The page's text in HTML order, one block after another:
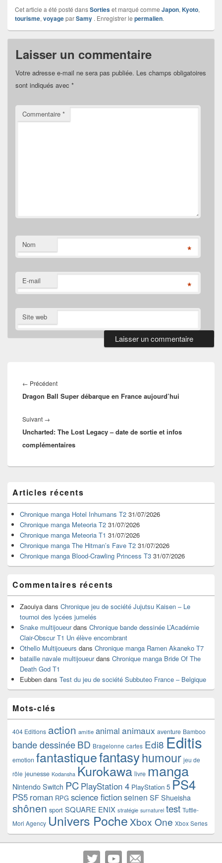
Cet article a été posté dansSortieset marqué comme Japon, Kyoto,
tourisme, voyageparSamy . Enregistrer le permalien.
Laisser un commentaire
Votre adresse e-mail ne sera pas publiée. Les champs obligatoires
sont indiqués avec *
Commentaire *
Nom *
E-mail *
Site web
de
l’article
← PrécédentArticle
précédent :
Dragon Ball Super débarque en France aujourd’hui
Suivant →
suivant :
Uncharted: The Lost Legacy – date de sortie et infos
complémentaires
principale
de
widget
pour
barre
latérale
Articles récents
Chronique manga Hotel Inhumans T2 31/07/2026
Chronique manga Meteoria T2 31/07/2026
Chronique manga Meteoria T1 31/07/2026
Chronique manga The Hitman’s Fave T2 31/07/2026
Chronique manga Blood-Crawling Princess T3 31/07/2026
Commentaires récents
Zaouiya dans Chronique jeu de société Jujutsu Kaisen – Le
tournoi des lycées jumelés
Snake multijoueurdans Chronique bande dessinée L’Académie
Clair-Obscur T1 Un élève encombrant
Othello Multijoueurs dans Chronique manga Ramen Akaneko T7
bataille navale multijoueurdans Chronique manga Bride Of The
Death God T1
Eubben dans Test du jeu de société Subbuteo France – Belgique
Mots-clés
404 Editions action amitie animal animaux aventure Bamboo
bande dessinéeBD Bragelonne cartes Edi8 Editis
emotion fantastiquefantasyhumour jeu de
rôle jeunesse Kodansha Kurokawa livre manga
Nintendo Switch PC PlayStation 4 PlayStation 5 PS4
PS5 roman RPG science fictionseinen SF Shueisha
shônen sport SQUARE ENIX stratégie surnaturel test Tuttle-
Mori Agency Univers Poche Xbox One Xbox Series